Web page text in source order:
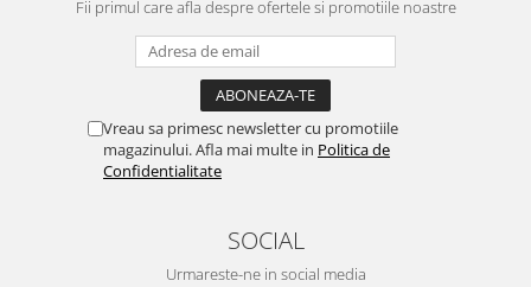
Fii primul care afla despre ofertele si promotiile noastre
Vreau sa primesc newsletter cu promotiile
magazinului. Afla mai multe in Politica de
Confidentialitate
SOCIAL
Urmareste-ne in social media